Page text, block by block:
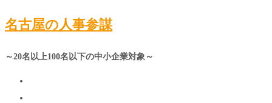
名古屋の人事参謀
～20名以上100名以下の中小企業対象～